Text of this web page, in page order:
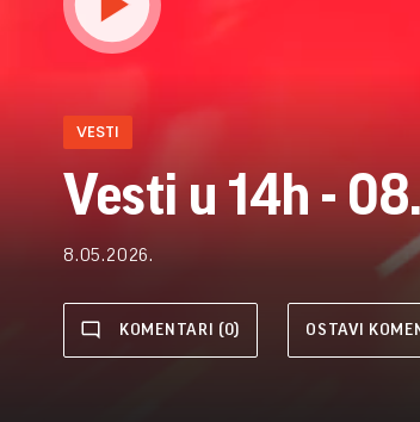
VESTI
Vesti u 14h -
8.05.2026.
KOMENTARI (0) OSTAVI